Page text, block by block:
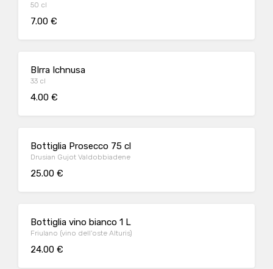
50 cl
7.00 €
BIrra Ichnusa
33 cl
4.00 €
Bottiglia Prosecco 75 cl
Drusian Gujot Valdobbiadene
25.00 €
Bottiglia vino bianco 1 L
Friulano (vino dell'oste Alturis)
24.00 €